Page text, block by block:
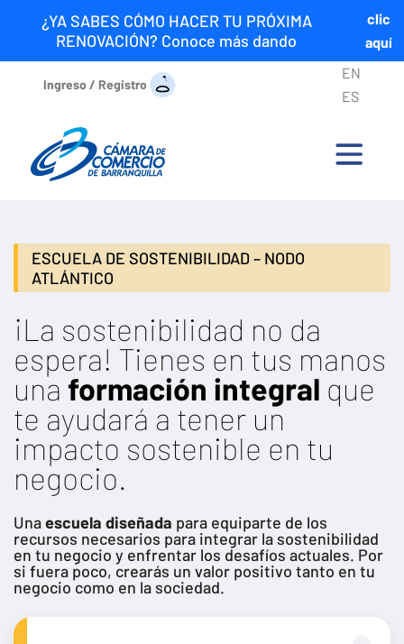
¿YA SABES CÓMO HACER TU PRÓXIMA
RENOVACIÓN? Conoce más dando
clic
aquí
Ingreso / Registro
EN
ES
ESCUELA DE SOSTENIBILIDAD – NODO
ATLÁNTICO
¡La sostenibilidad no da
espera! Tienes en tus manos
una formación integral que
te ayudará a tener un
impacto sostenible en tu
negocio.
Unaescuela diseñada para equiparte de los
recursos necesarios para integrar la sostenibilidad
en tu negocio y enfrentar los desafíos actuales. Por
si fuera poco, crearás un valor positivo tanto en tu
negocio como en la sociedad.